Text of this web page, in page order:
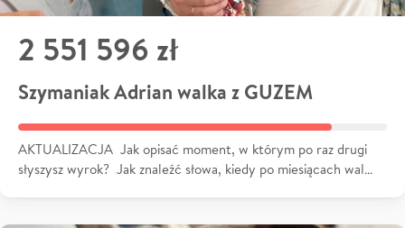
2 551 596 zł
Szymaniak Adrian walka z GUZEM
AKTUALIZACJA Jak opisać moment, w którym po raz drugi
słyszysz wyrok? Jak znaleźć słowa, kiedy po miesiącach wal…